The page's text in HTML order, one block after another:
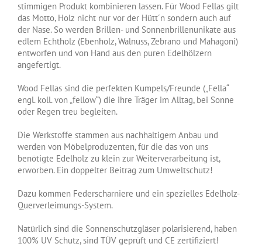
stimmigen Produkt kombinieren lassen. Für Wood Fellas gilt
das Motto, Holz nicht nur vor der Hütt´n sondern auch auf
der Nase. So werden Brillen- und Sonnenbrillenunikate aus
edlem Echtholz (Ebenholz, Walnuss, Zebrano und Mahagoni)
entworfen und von Hand aus den puren Edelhölzern
angefertigt.
Wood Fellas sind die perfekten Kumpels/Freunde („Fella“
engl. koll. von „fellow“) die ihre Träger im Alltag, bei Sonne
oder Regen treu begleiten.
Die Werkstoffe stammen aus nachhaltigem Anbau und
werden von Möbelproduzenten, für die das von uns
benötigte Edelholz zu klein zur Weiterverarbeitung ist,
erworben. Ein doppelter Beitrag zum Umweltschutz!
Dazu kommen Federscharniere und ein spezielles Edelholz-
Querverleimungs-System.
Natürlich sind die Sonnenschutzgläser polarisierend, haben
100% UV Schutz, sind TÜV geprüft und CE zertifiziert!